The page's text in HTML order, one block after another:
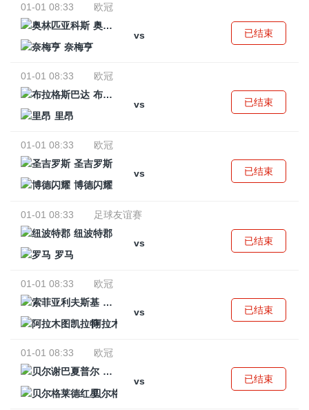
01-01 08:33
欧冠
奥林匹亚科斯
vs
奈梅亨
已结束
01-01 08:33
欧冠
布拉格斯巴达
vs
里昂
已结束
01-01 08:33
欧冠
圣吉罗斯
vs
博德闪耀
已结束
01-01 08:33
足球友谊赛
纽波特郡
vs
罗马
已结束
01-01 08:33
欧冠
索菲亚利夫斯基
vs
阿拉木图凯拉特
已结束
01-01 08:33
欧冠
贝尔谢巴夏普尔
vs
贝尔格莱德红星
已结束